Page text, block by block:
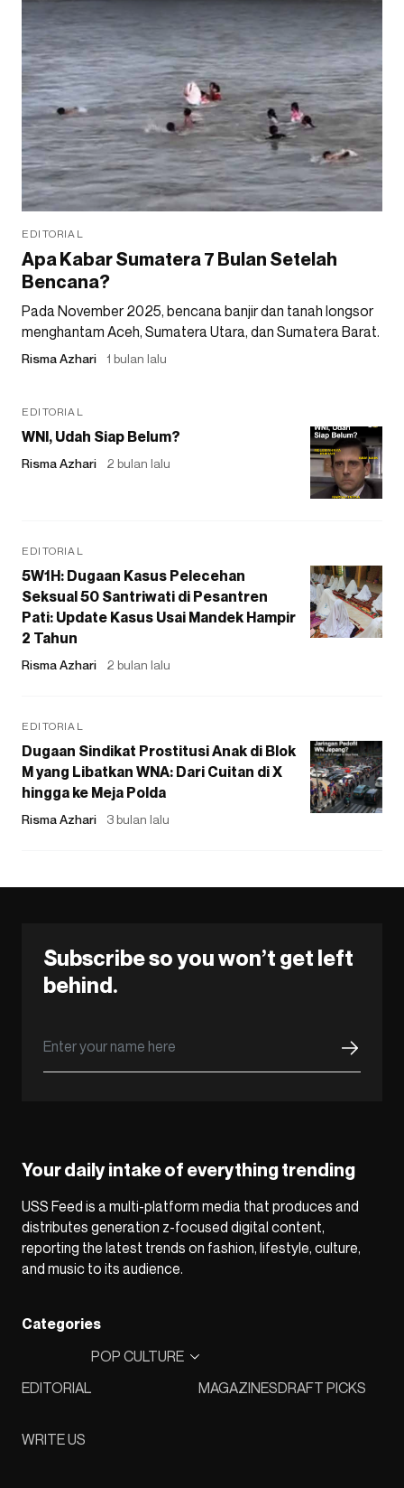
EDITORIAL
Apa Kabar Sumatera 7 Bulan Setelah
Bencana?
Pada November 2025, bencana banjir dan tanah longsor
menghantam Aceh, Sumatera Utara, dan Sumatera Barat.
Risma Azhari 1 bulan lalu
EDITORIAL
WNI, Udah Siap Belum?
Risma Azhari 2 bulan lalu
EDITORIAL
5W1H: Dugaan Kasus Pelecehan
Seksual 50 Santriwati di Pesantren
Pati: Update Kasus Usai Mandek Hampir
2 Tahun
Risma Azhari 2 bulan lalu
EDITORIAL
Dugaan Sindikat Prostitusi Anak di Blok
M yang Libatkan WNA: Dari Cuitan di X
hingga ke Meja Polda
Risma Azhari 3 bulan lalu
Subscribe so you won’t get left
behind.
Your daily intake of everything trending
USS Feed is a multi-platform media that produces and
distributes generation z-focused digital content,
reporting the latest trends on fashion, lifestyle, culture,
and music to its audience.
Categories
EDITORIAL
POP CULTURE
MAGAZINESDRAFT PICKS
WRITE US